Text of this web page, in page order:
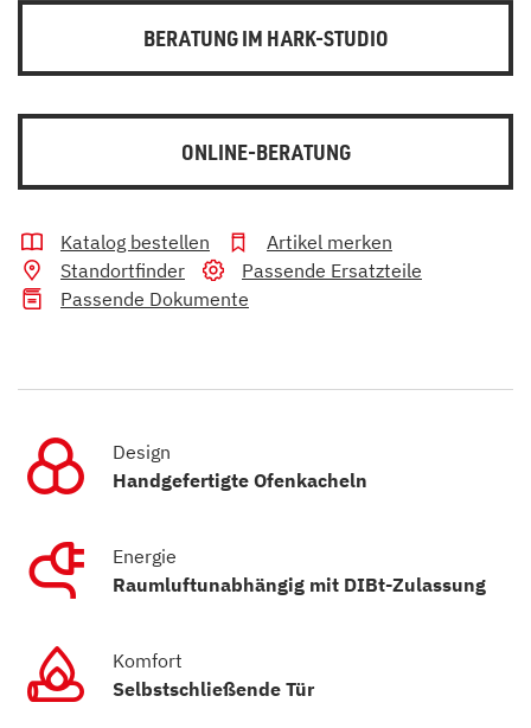
BERATUNG IM HARK-STUDIO
ONLINE-BERATUNG
Katalog bestellen
Artikel merken
Standortfinder
Passende Ersatzteile
Passende Dokumente
Design
Handgefertigte Ofenkacheln
Energie
Raumluftunabhängig mit DIBt-Zulassung
Komfort
Selbstschließende Tür